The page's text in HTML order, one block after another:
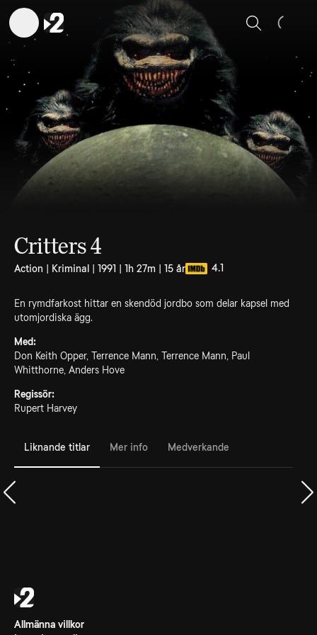
Sök
Critters 4
Action | Kriminal | 1991 | 1h 27m | 15 år 4.1
En rymdfarkost hittar en skendöd jordbo som delar kapsel med
utomjordiska ägg.
Med:
Don Keith Opper, Terrence Mann, Terrence Mann, Paul
Whitthorne, Anders Hove
Regissör:
Rupert Harvey
Liknande titlar Mer info Medverkande
Allmänna villkor